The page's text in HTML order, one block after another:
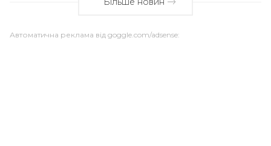
Автоматична реклама від goggle.com/adsense: